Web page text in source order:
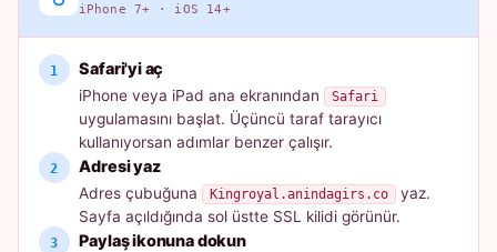
iPhone 7+ · iOS 14+
Safari'yi aç
iPhone veya iPad ana ekranından Safari
uygulamasını başlat. Üçüncü taraf tarayıcı
kullanıyorsan adımlar benzer çalışır.
Adresi yaz
Adres çubuğuna Kingroyal.anindagirs.co
yaz.
Sayfa açıldığında sol üstte SSL kilidi görünür.
Paylaş ikonuna dokun